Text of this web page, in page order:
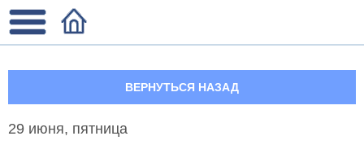
ВЕРНУТЬСЯ НАЗАД
29 июня, пятница